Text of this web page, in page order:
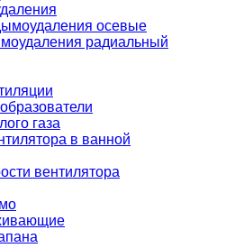
осевые
радиальный
газа
в ванной
вентилятора